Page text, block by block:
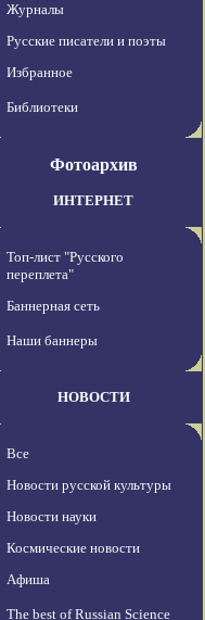
Журналы
Русские писатели и поэты
Избранное
Библиотеки
Фотоархив
ИНТЕРНЕТ
Топ-лист "Русского
переплета"
Баннерная сеть
Наши баннеры
НОВОСТИ
Все
Новости русской культуры
Новости науки
Космические новости
Афиша
The best of Russian Science